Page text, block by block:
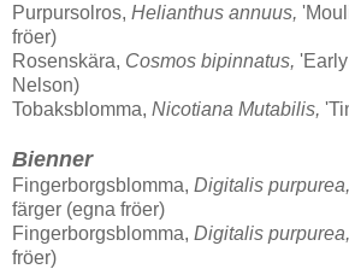
Purpursolros, Helianthus annuus,
fröer)
Rosenskära, Cosmos bipinnatus,
Nelson)
Tobaksblomma, Nicotiana Mutabilis,
Bienner
Fingerborgsblomma, Digitalis purpurea,
färger (egna fröer)
Fingerborgsblomma, Digitalis purpurea,
fröer)